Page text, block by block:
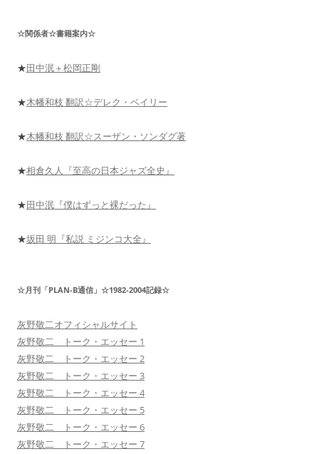
☆関係者☆書籍案内☆
★田中泯＋松岡正剛
★木幡和枝 翻訳☆デレク・ベイリー
★木幡和枝 翻訳☆スーザン・ソンダグ著
★相倉久人『至高の日本ジャズ全史』
★田中泯『僕はずっと裸だった』
★坂田 明『私説 ミジンコ大全』
☆月刊「PLAN-B通信」☆1982-2004記録☆
灰野敬二オフィシャルサイト
灰野敬二 トーク・エッセー 1
灰野敬二 トーク・エッセー 2
灰野敬二 トーク・エッセー 3
灰野敬二 トーク・エッセー 4
灰野敬二 トーク・エッセー 5
灰野敬二 トーク・エッセー 6
灰野敬二 トーク・エッセー 7